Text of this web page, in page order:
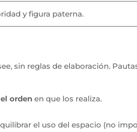
y figura paterna.
sin reglas de elaboración.
orden en que los realiza.
el uso del espacio (no